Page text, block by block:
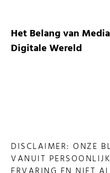
Het Belang van
Digitale Wereld
DISCLAIMER: ONZE
VANUIT